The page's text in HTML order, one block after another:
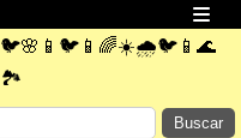
🐦🌸📱🐦📱🌈☀️🌧️🐦📱🌊
🏞️
Buscar